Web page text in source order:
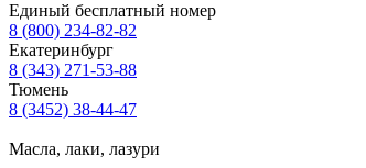
Единый бесплатный номер
8 (800) 234-82-82
Екатеринбург
8 (343) 271-53-88
Тюмень
8 (3452) 38-44-47
Масла, лаки, лазури